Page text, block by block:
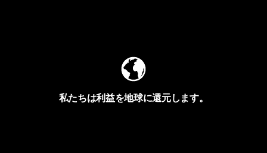
私たちは利益を地球に還元します。